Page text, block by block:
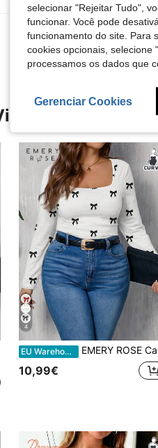
Ver Mais Avaliações
4
EU Warehouse EMERY ROSE Camiseta feminina plus size casual com estampa de laço, manga comprida, gola quadrada
10,99€
selecionar "Rejeitar Tudo",
funcionar. Você pode
funcionamento do site. Para
cookies opcionais, selecione
processamos os dados que
Gerenciar Cookies